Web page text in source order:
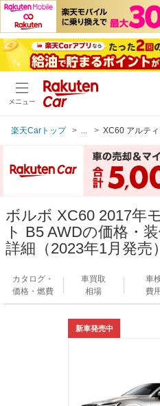
メニュー
楽天Carトップ XC60 アルテ
ボルボ XC60 2017年
ト B5 AWDの価格・
詳細（2023年1月発売）
カタログ・
価格・燃費
車買取
相場
車
費用
新車発売中